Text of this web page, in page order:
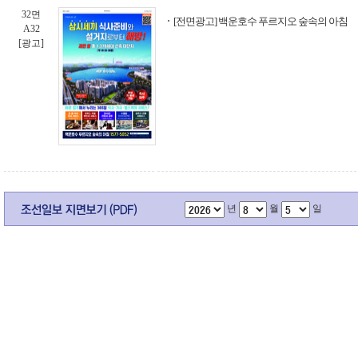
32면
A32
[광고]
[전면광고] 백운호수 푸르지오 숲속의 아침
년 월 일